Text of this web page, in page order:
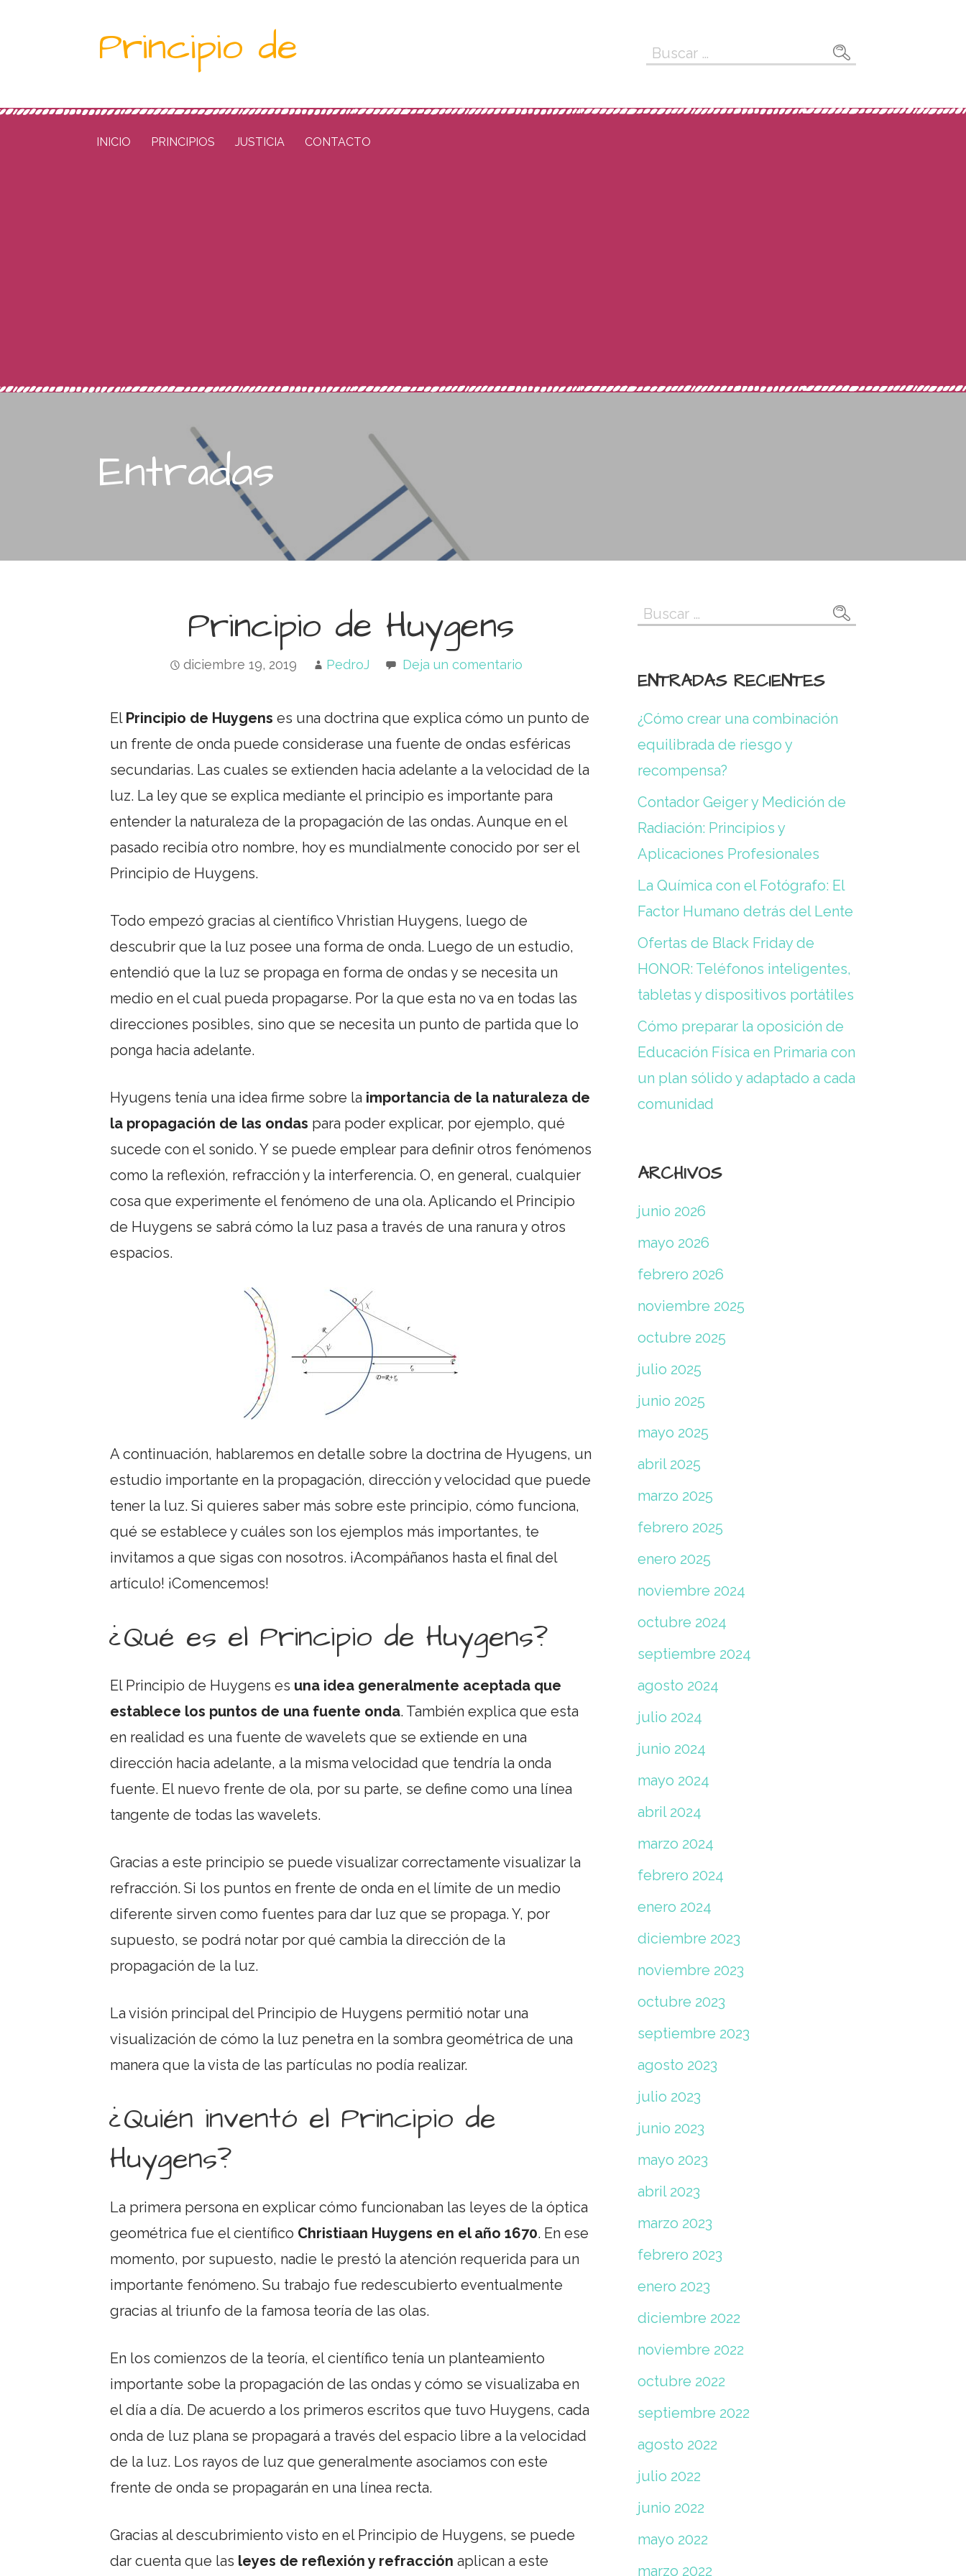
Principio de Buscar:
INICIO PRINCIPIOS JUSTICIA CONTACTO
Entradas
Principio de Huygens
diciembre 19, 2019 PedroJ Deja un comentario
El Principio de Huygens es una doctrina que explica cómo un punto de
un frente de onda puede considerase una fuente de ondas esféricas
secundarias. Las cuales se extienden hacia adelante a la velocidad de la
luz. La ley que se explica mediante el principio es importante para
entender la naturaleza de la propagación de las ondas. Aunque en el
pasado recibía otro nombre, hoy es mundialmente conocido por ser el
Principio de Huygens.
Todo empezó gracias al científico Vhristian Huygens, luego de
descubrir que la luz posee una forma de onda. Luego de un estudio,
entendió que la luz se propaga en forma de ondas y se necesita un
medio en el cual pueda propagarse. Por la que esta no va en todas las
direcciones posibles, sino que se necesita un punto de partida que lo
ponga hacia adelante.
Hyugens tenía una idea firme sobre la importancia de la naturaleza de
la propagación de las ondas para poder explicar, por ejemplo, qué
sucede con el sonido. Y se puede emplear para definir otros fenómenos
como la reflexión, refracción y la interferencia. O, en general, cualquier
cosa que experimente el fenómeno de una ola. Aplicando el Principio
de Huygens se sabrá cómo la luz pasa a través de una ranura y otros
espacios.
A continuación, hablaremos en detalle sobre la doctrina de Hyugens, un
estudio importante en la propagación, dirección y velocidad que puede
tener la luz. Si quieres saber más sobre este principio, cómo funciona,
qué se establece y cuáles son los ejemplos más importantes, te
invitamos a que sigas con nosotros. ¡Acompáñanos hasta el final del
artículo! ¡Comencemos!
¿Qué es el Principio de Huygens?
El Principio de Huygens es una idea generalmente aceptada que
establece los puntos de una fuente onda. También explica que esta
en realidad es una fuente de wavelets que se extiende en una
dirección hacia adelante, a la misma velocidad que tendría la onda
fuente. El nuevo frente de ola, por su parte, se define como una línea
tangente de todas las wavelets.
Gracias a este principio se puede visualizar correctamente visualizar la
refracción. Si los puntos en frente de onda en el límite de un medio
diferente sirven como fuentes para dar luz que se propaga. Y, por
supuesto, se podrá notar por qué cambia la dirección de la
propagación de la luz.
La visión principal del Principio de Huygens permitió notar una
visualización de cómo la luz penetra en la sombra geométrica de una
manera que la vista de las partículas no podía realizar.
¿Quién inventó el Principio de
Huygens?
La primera persona en explicar cómo funcionaban las leyes de la óptica
geométrica fue el científico Christiaan Huygens en el año 1670. En ese
momento, por supuesto, nadie le prestó la atención requerida para un
importante fenómeno. Su trabajo fue redescubierto eventualmente
gracias al triunfo de la famosa teoría de las olas.
En los comienzos de la teoría, el científico tenía un planteamiento
importante sobe la propagación de las ondas y cómo se visualizaba en
el día a día. De acuerdo a los primeros escritos que tuvo Huygens, cada
onda de luz plana se propagará a través del espacio libre a la velocidad
de la luz. Los rayos de luz que generalmente asociamos con este
frente de onda se propagarán en una línea recta.
Gracias al descubrimiento visto en el Principio de Huygens, se puede
dar cuenta que las leyes de reflexión y refracción aplican a este
Buscar:
ENTRADAS RECIENTES
¿Cómo crear una combinación
equilibrada de riesgo y
recompensa?
Contador Geiger y Medición de
Radiación: Principios y
Aplicaciones Profesionales
La Química con el Fotógrafo: El
Factor Humano detrás del Lente
Ofertas de Black Friday de
HONOR: Teléfonos inteligentes,
tabletas y dispositivos portátiles
Cómo preparar la oposición de
Educación Física en Primaria con
un plan sólido y adaptado a cada
comunidad
ARCHIVOS
junio 2026
mayo 2026
febrero 2026
noviembre 2025
octubre 2025
julio 2025
junio 2025
mayo 2025
abril 2025
marzo 2025
febrero 2025
enero 2025
noviembre 2024
octubre 2024
septiembre 2024
agosto 2024
julio 2024
junio 2024
mayo 2024
abril 2024
marzo 2024
febrero 2024
enero 2024
diciembre 2023
noviembre 2023
octubre 2023
septiembre 2023
agosto 2023
julio 2023
junio 2023
mayo 2023
abril 2023
marzo 2023
febrero 2023
enero 2023
diciembre 2022
noviembre 2022
octubre 2022
septiembre 2022
agosto 2022
julio 2022
junio 2022
mayo 2022
marzo 2022